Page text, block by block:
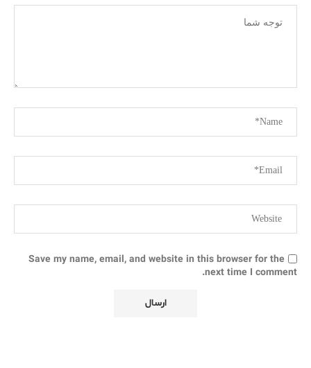
Save my name, email, and website in this browser for the
next time I comment.